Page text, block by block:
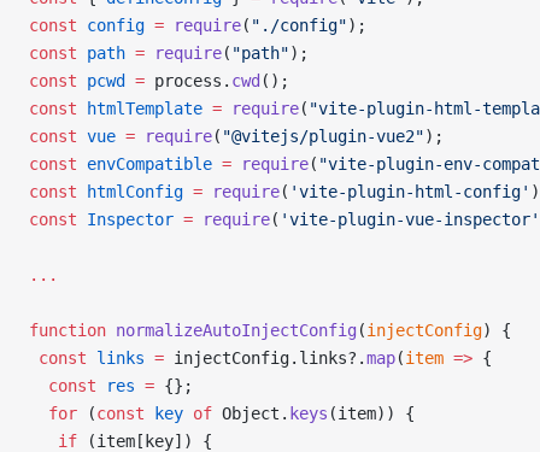
const config = require( "./config");
const path = require( "path");
const pcwd = process. cwd ();
const htmlTemplate = require( "vite-plugin-html-
const vue = require( "@vitejs/plugin-vue2");
const envCompatible = require( "vite-plugin-env-
const htmlConfig = require( 'vite-plugin-html-config'
const Inspector = require( 'vite-plugin-vue-inspector'
...
function normalizeAutoInjectConfig (injectConfig) {
const links = injectConfig.links?.map(item => {
  const
res = {};
  for
(const key of Object. keys (item)) {
   if
(item[key]) {